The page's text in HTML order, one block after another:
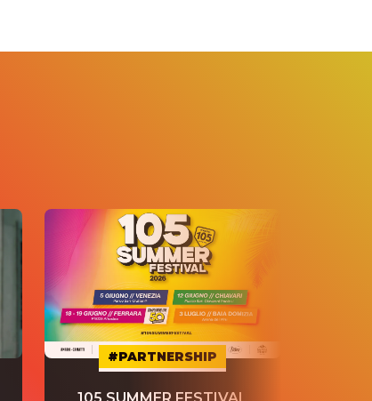
#PARTNERSHIP